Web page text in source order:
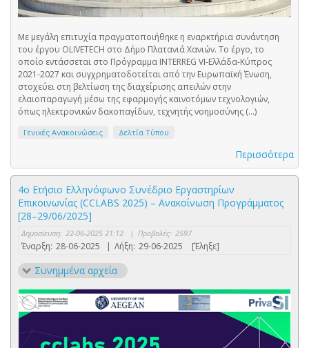
Με μεγάλη επιτυχία πραγματοποιήθηκε η εναρκτήρια συνάντηση
του έργου OLIVETECH στο Δήμο Πλατανιά Χανιών. Το έργο, το
οποίο εντάσσεται στο Πρόγραμμα INTERREG VI-Ελλάδα-Κύπρος
2021-2027 και συγχρηματοδοτείται από την Ευρωπαϊκή Ένωση,
στοχεύει στη βελτίωση της διαχείρισης απειλών στην
ελαιοπαραγωγή μέσω της εφαρμογής καινοτόμων τεχνολογιών,
όπως ηλεκτρονικών δακοπαγίδων, τεχνητής νοημοσύνης (...)
Γενικές Ανακοινώσεις Δελτία Τύπου
Περισσότερα
4ο Ετήσιο Ελληνόφωνο Συνέδριο Εργαστηρίων
Επικοινωνίας (CCLABS 2025) – Ανακοίνωση Προγράμματος
[28–29/06/2025]
Δημοσίευση: 22-06-2025 21:12 | Προβολές: 2597
Έναρξη: 28-06-2025 | Λήξη: 29-06-2025 [Έληξε]
Συνημμένα αρχεία